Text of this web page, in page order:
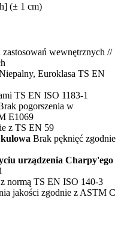
(± 1 cm)
wewnętrznych //
Euroklasa TS EN
TS EN ISO 1183-1
pogorszenia w
E1069
z TS EN 59
Brak pęknięć zgodnie
urządzenia Charpy'ego
normą TS EN ISO 140-3
jakości zgodnie z ASTM C